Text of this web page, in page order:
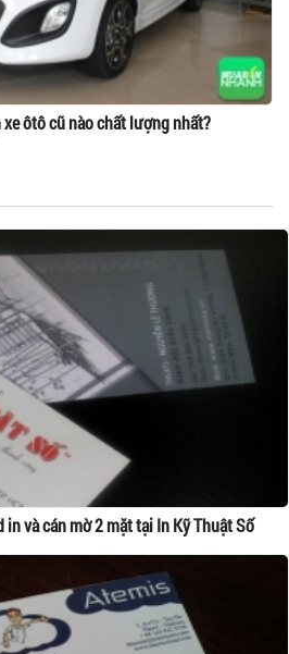
ôtô cũ nào chất lượng nhất?
in và cán mờ 2 mặt tại In Kỹ Thuật Số